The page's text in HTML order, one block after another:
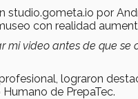
studio.gometa.io por
con realidad
mi video antes de que
lograron
de PrepaTec.